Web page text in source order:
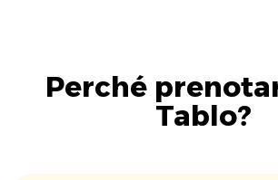
Perché
Tablo?